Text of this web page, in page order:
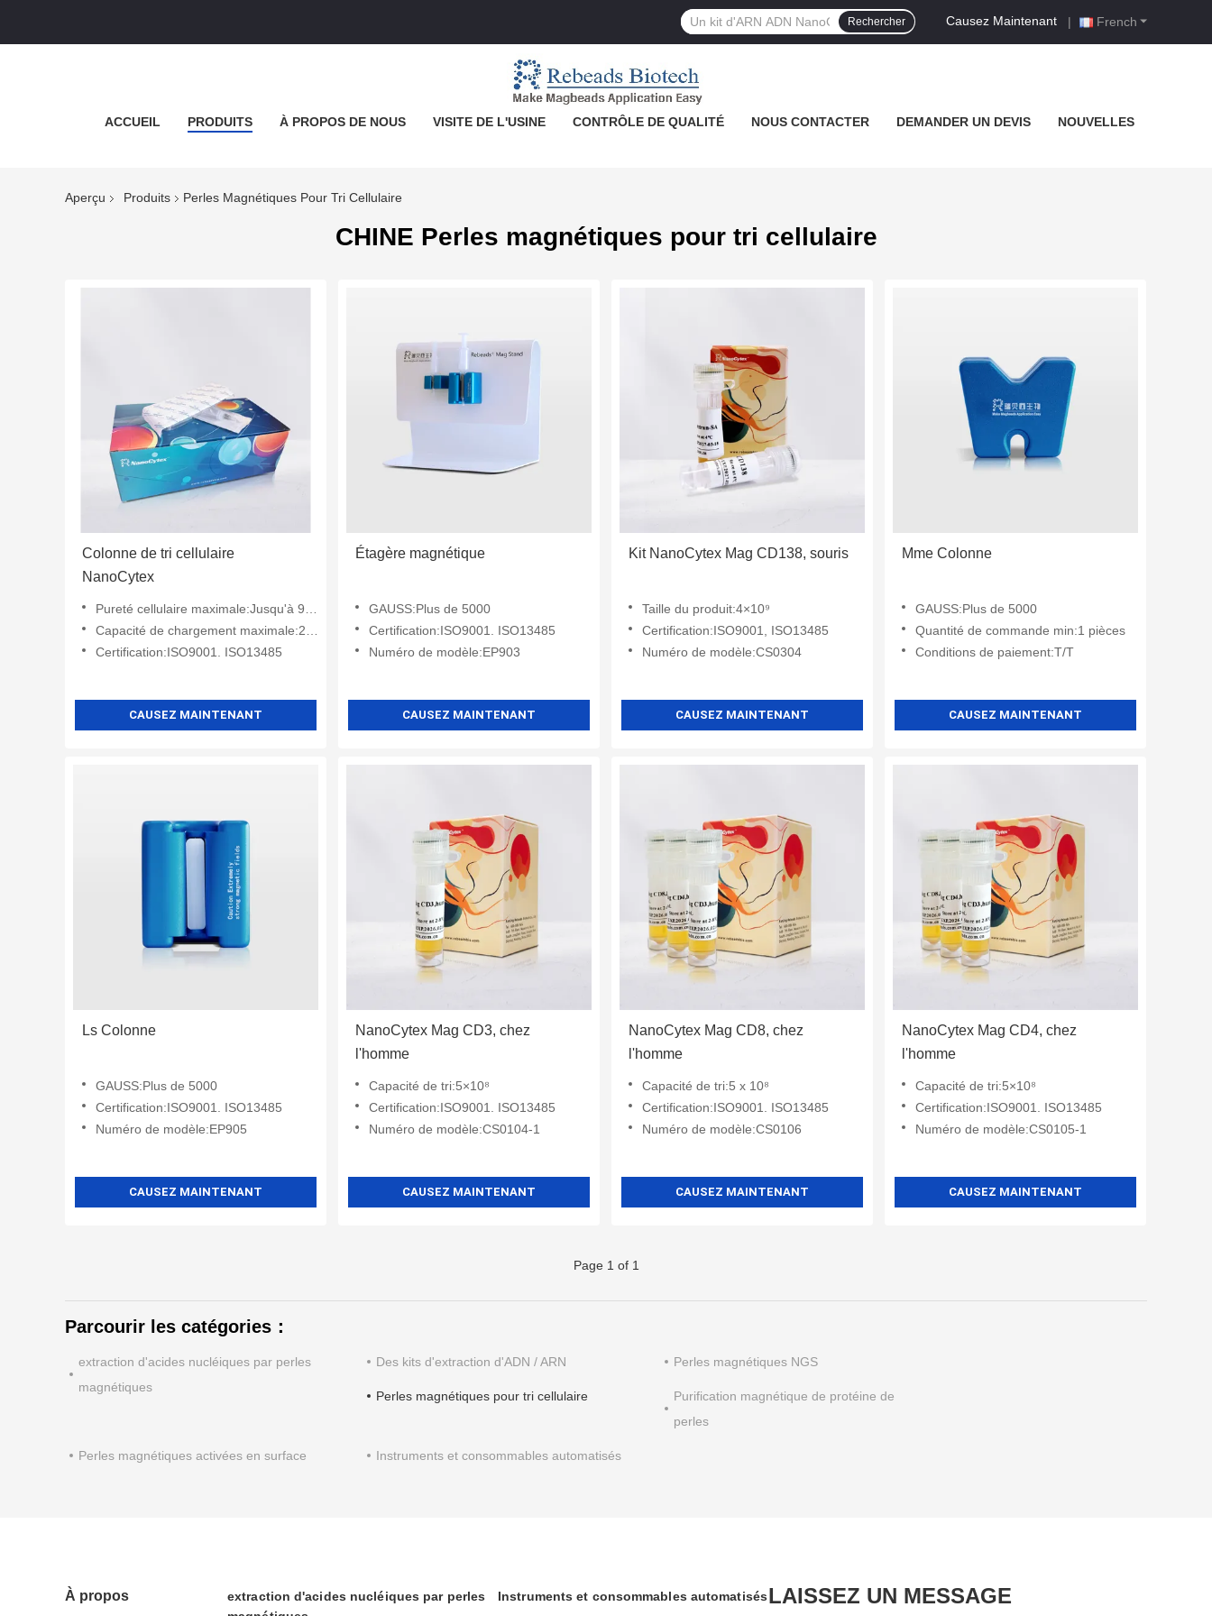
French
Causez Maintenant |
Rechercher
ACCUEIL PRODUITS À PROPOS DE NOUS VISITE DE L'USINE CONTRÔLE DE QUALITÉ NOUS CONTACTER DEMANDER UN DEVIS NOUVELLES
Aperçu Produits Perles Magnétiques Pour Tri Cellulaire
CHINE Perles magnétiques pour tri cellulaire
Colonne de tri cellulaire
NanoCytex
Pureté cellulaire maximale:Jusqu'à 99,6%
Capacité de chargement maximale:2 × 10⁹ Total de cellules (colonne LS)
Certification:ISO9001. ISO13485
CAUSEZ MAINTENANT
Étagère magnétique
GAUSS:Plus de 5000
Certification:ISO9001. ISO13485
Numéro de modèle:EP903
CAUSEZ MAINTENANT
Kit NanoCytex Mag CD138, souris
Taille du produit:4×10⁹
Certification:ISO9001, ISO13485
Numéro de modèle:CS0304
CAUSEZ MAINTENANT
Mme Colonne
GAUSS:Plus de 5000
Quantité de commande min:1 pièces
Conditions de paiement:T/T
CAUSEZ MAINTENANT
Ls Colonne
GAUSS:Plus de 5000
Certification:ISO9001. ISO13485
Numéro de modèle:EP905
CAUSEZ MAINTENANT
NanoCytex Mag CD3, chez
l'homme
Capacité de tri:5×10⁸
Certification:ISO9001. ISO13485
Numéro de modèle:CS0104-1
CAUSEZ MAINTENANT
NanoCytex Mag CD8, chez
l'homme
Capacité de tri:5 x 10⁸
Certification:ISO9001. ISO13485
Numéro de modèle:CS0106
CAUSEZ MAINTENANT
NanoCytex Mag CD4, chez
l'homme
Capacité de tri:5×10⁸
Certification:ISO9001. ISO13485
Numéro de modèle:CS0105-1
CAUSEZ MAINTENANT
Page 1 of 1
Parcourir les catégories：
extraction d'acides nucléiques par perles
magnétiques
Des kits d'extraction d'ADN / ARN Perles magnétiques NGS
Perles magnétiques pour tri cellulaire
Purification magnétique de protéine de
perles
Perles magnétiques activées en surface Instruments et consommables automatisés
À propos
extraction d'acides nucléiques par perles
Instruments et consommables automatisésLAISSEZ UN MESSAGE